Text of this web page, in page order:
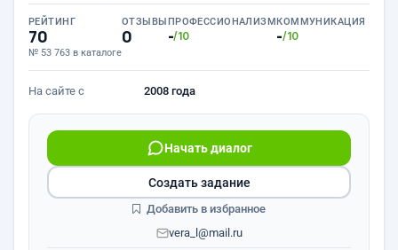
РЕЙТИНГ
70
№ 53 763 в каталоге
ОТЗЫВЫ
0
ПРОФЕССИОНАЛИЗМ
-/10
КОММУНИКАЦИЯ
-/10
На сайте с 2008 года
Начать диалог
vera_l@mail.ru
Создать задание
Добавить в избранное